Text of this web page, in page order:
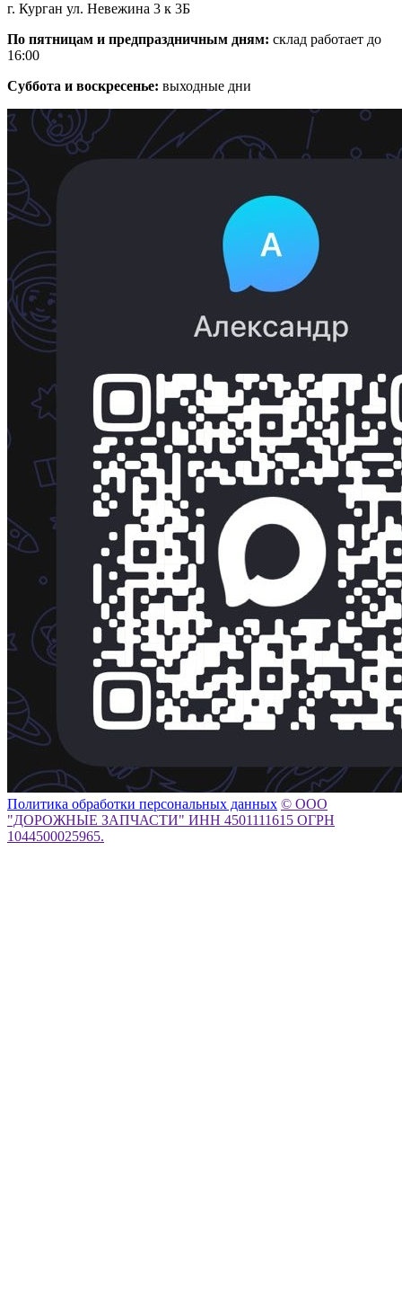
г. Курган ул. Невежина 3 к 3Б
По пятницам и предпраздничным дням: склад работает до
16:00
Суббота и воскресенье: выходные дни
Политика обработки персональных данных © ООО
"ДОРОЖНЫЕ ЗАПЧАСТИ" ИНН 4501111615 ОГРН
1044500025965.